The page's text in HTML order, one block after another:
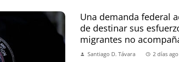
Una demanda federal
de destinar sus
migrantes no
Santiago D. Távara 2 días ago